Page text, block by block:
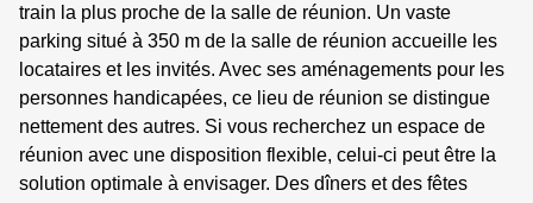
train la plus proche de la salle de réunion. Un vaste
parking situé à 350 m de la salle de réunion accueille les
locataires et les invités. Avec ses aménagements pour les
personnes handicapées, ce lieu de réunion se distingue
nettement des autres. Si vous recherchez un espace de
réunion avec une disposition flexible, celui-ci peut être la
solution optimale à envisager. Des dîners et des fêtes